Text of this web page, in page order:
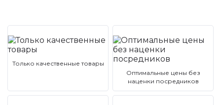
Только качественные товары
Оптимальные цены без
наценки посредников